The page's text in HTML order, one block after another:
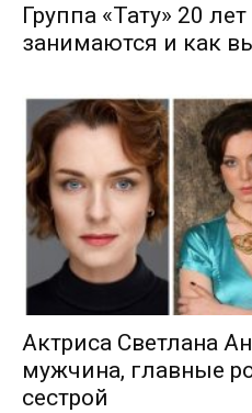
Группа «Тату» 20
занимаются и как
Актриса Светлана
мужчина, главные
сестрой